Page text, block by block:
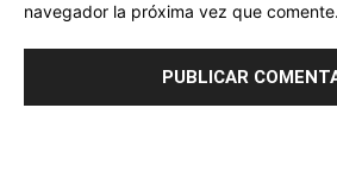
navegador la próxima vez que comente.